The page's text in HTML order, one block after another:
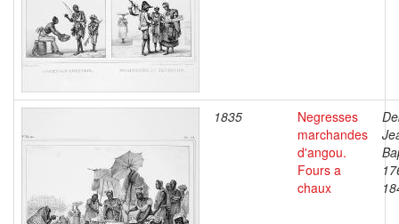
1835
Negresses
marchandes
d'angou.
Fours a
chaux